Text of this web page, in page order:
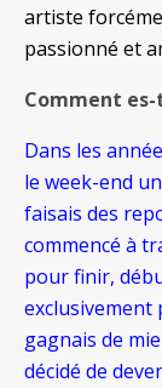
artiste
passionné et
Comment
Dans les
le week-end
faisais des
commencé à
pour finir,
exclusivement
gagnais de
décidé de